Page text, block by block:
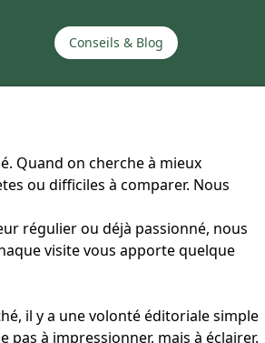
Conseils & Blog
Quand on cherche à mieux
ou difficiles à comparer. Nous
régulier ou déjà passionné, nous
visite vous apporte quelque
il y a une volonté éditoriale simple
à impressionner, mais à éclairer.